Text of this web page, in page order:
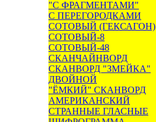
"С ФРАГМЕНТАМИ"
С ПЕРЕГОРОДКАМИ
СОТОВЫЙ (ГЕКСАГОН)
СОТОВЫЙ-8
СОТОВЫЙ-48
СКАНЧАЙНВОРД
СКАНВОРД "ЗМЕЙКА"
ДВОЙНОЙ
"ЁМКИЙ" СКАНВОРД
АМЕРИКАНСКИЙ
СТРАННЫЕ ГЛАСНЫЕ